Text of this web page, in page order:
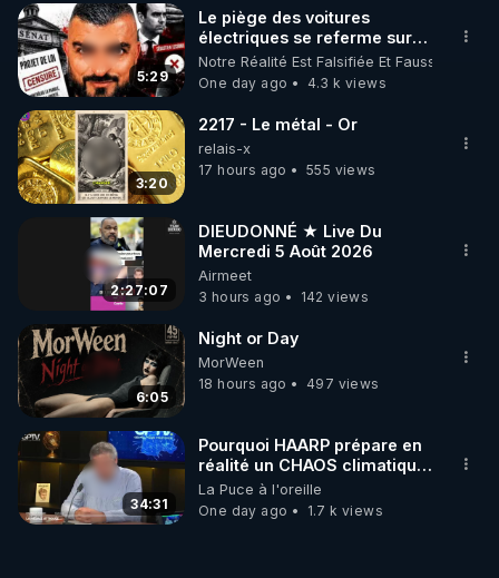
▶ 30 jours gratuit sur l’application de méditation et
de bien-être ENVOL :
Rendez-vous sur https://www.envol.app/code
le code : REGENERE
5:29
Le piège des voitures
électriques se referme sur
les usagers !
Notre Réalité Est Falsifiée Et Fausse
One day ago
4.3 k views
3:20
2217 - Le métal - Or
relais-x
17 hours ago
555 views
2:27:07
DIEUDONNÉ ★ Live Du
Mercredi 5 Août 2026
Airmeet
3 hours ago
142 views
6:05
Night or Day
MorWeen
18 hours ago
497 views
34:31
Pourquoi HAARP prépare en
réalité un CHAOS climatique,
on répond
La Puce à l'oreille
One day ago
1.7 k views